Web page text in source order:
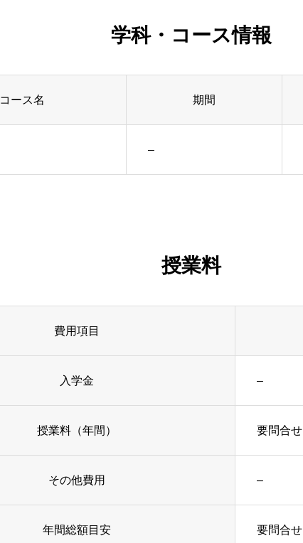
学科・コース情報
コース名 期間
–
授業料
費用項目
入学金 –
授業料（年間） 要問合せ
その他費用 –
年間総額目安 要問合せ